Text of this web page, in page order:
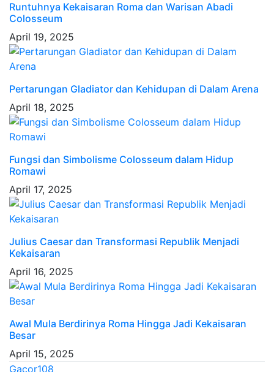
Runtuhnya Kekaisaran Roma dan Warisan Abadi
Colosseum
April 19, 2025
Pertarungan Gladiator dan Kehidupan di Dalam Arena
April 18, 2025
Fungsi dan Simbolisme Colosseum dalam Hidup
Romawi
April 17, 2025
Julius Caesar dan Transformasi Republik Menjadi
Kekaisaran
April 16, 2025
Awal Mula Berdirinya Roma Hingga Jadi Kekaisaran
Besar
April 15, 2025
Gacor108